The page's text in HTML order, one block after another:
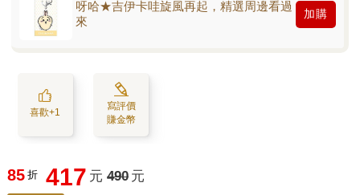
呀哈★吉伊卡哇旋風再起，精選周邊看過
來
加購
喜歡+1
寫評價
賺金幣
85 折 417 元 490 元